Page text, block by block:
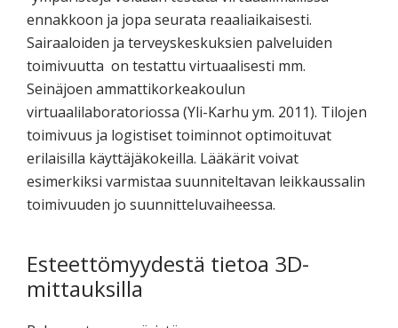
ennakkoon ja jopa seurata reaaliaikaisesti.
Sairaaloiden ja terveyskeskuksien palveluiden
toimivuutta on testattu virtuaalisesti mm.
Seinäjoen ammattikorkeakoulun
virtuaalilaboratoriossa (Yli-Karhu ym. 2011). Tilojen
toimivuus ja logistiset toiminnot optimoituvat
erilaisilla käyttäjäkokeilla. Lääkärit voivat
esimerkiksi varmistaa suunniteltavan leikkaussalin
toimivuuden jo suunnitteluvaiheessa.
Esteettömyydestä tietoa 3D-
mittauksilla